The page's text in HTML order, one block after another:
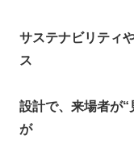
サステナビリティ
ス
設計で、来場者が
が